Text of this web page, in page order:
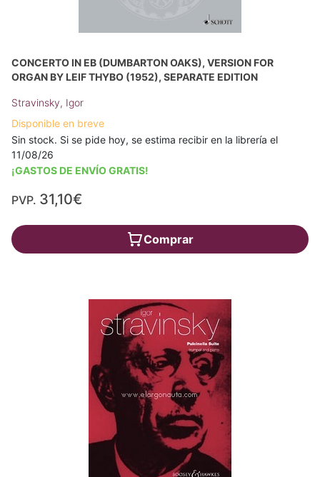
CONCERTO IN EB (DUMBARTON OAKS), VERSION FOR
ORGAN BY LEIF THYBO (1952), SEPARATE EDITION
Stravinsky, Igor
Disponible en breve
Sin stock. Si se pide hoy, se estima recibir en la librería el
11/08/26
¡GASTOS DE ENVÍO GRATIS!
PVP. 31,10€
Comprar